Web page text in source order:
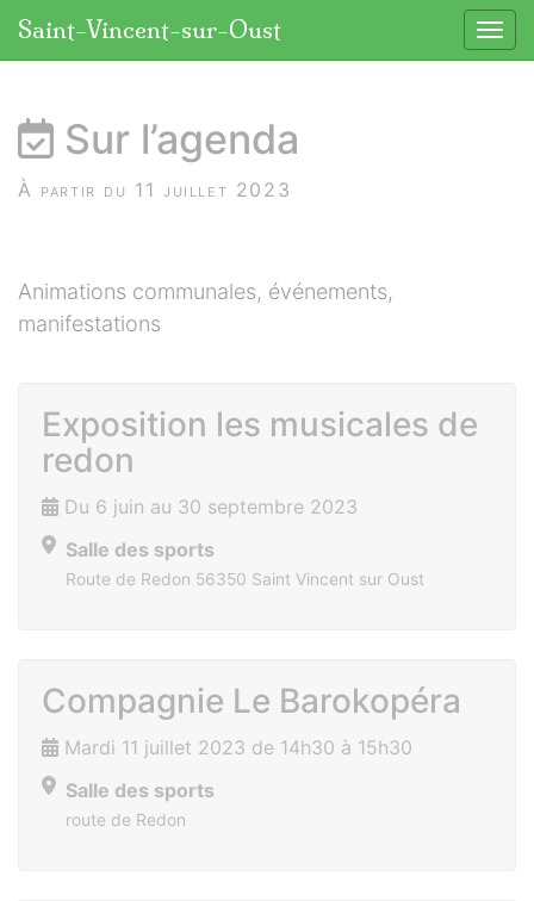
Saint-Vincent-sur-Oust
Sur l’agenda
À partir du 11 juillet 2023
Animations communales, événements,
manifestations
Exposition les musicales de
redon
Du 6 juin au 30 septembre 2023
Salle des sports
Route de Redon 56350 Saint Vincent sur Oust
Compagnie Le Barokopéra
Mardi 11 juillet 2023 de 14h30 à 15h30
Salle des sports
route de Redon
Panneau de gestion des cookies